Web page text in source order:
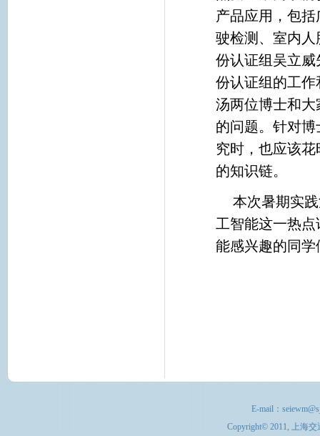
产品应用，包
驶检测、室内
份认证组吴立
份认证组的工
汤两位博士和
的问题。针对
究时，也应该
的知识链。
本次暑期实
工智能这一热
能感兴趣的同
E-mail：
Copyright© 2011, 上海